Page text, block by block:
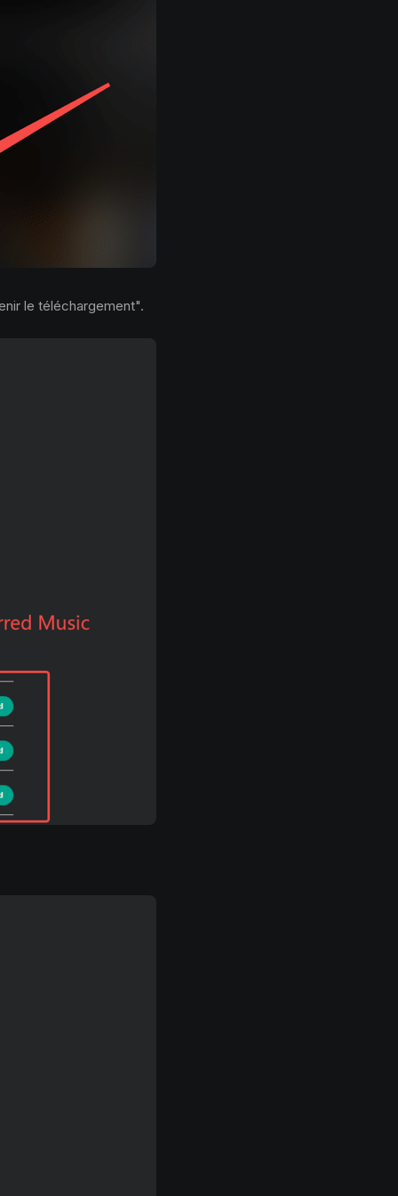
le téléchargement".